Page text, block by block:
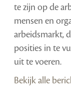
te zijn op de
mensen en
arbeidsmarkt,
posities in te
uit te voeren.
Bekijk alle